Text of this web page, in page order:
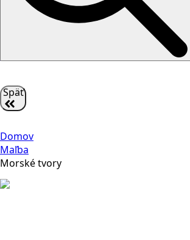
Späť
Domov
Maľba
Morské tvory